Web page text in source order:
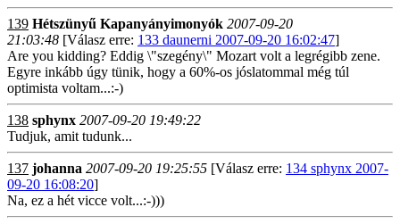
139 Hétszünyű Kapanyányimonyók 2007-09-20
21:03:48 [Válasz erre: 133 daunerni 2007-09-20 16:02:47]
Are you kidding? Eddig \"szegény\" Mozart volt a legrégibb zene.
Egyre inkább úgy tünik, hogy a 60%-os jóslatommal még túl
optimista voltam...:-)
138 sphynx 2007-09-20 19:49:22
Tudjuk, amit tudunk...
137 johanna 2007-09-20 19:25:55 [Válasz erre: 134 sphynx 2007-
09-20 16:08:20]
Na, ez a hét vicce volt...:-)))